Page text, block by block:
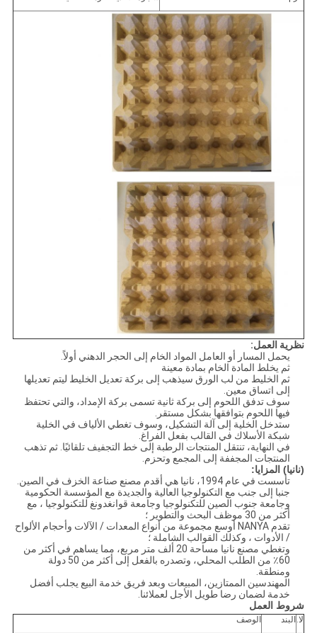
نظرية العمل:
يحمل المسار أو العامل المواد الخام إلى الحجر الدهني أولاً.
ثم يخلط المادة الخام بمادة معينة
ثم الخليط من لب الورق سيذهب إلى بركة تعديل الخليط ليتم تعديلها
إلى اتساق معين.
سوف تدفق اللحوم إلى بركة ثانية تسمى بركة الإمداد، والتي تحتفظ
فيها اللحوم بتوافقها بشكل مستقر.
ستدخل الخلية إلى آلة التشكيل، وسوف تغطي الألياف في الخلية
شبكة الأسلاك في القالب بفعل الفراغ.
في النهاية، تنتقل المنتجات الرطبة إلى خط التجفيف تلقائيًا. ثم تذهب
المنتجات المجففة إلى المجمع وتحزم.
(نانيا) المزايا:
تأسست في عام 1994، نانيا هي أقدم مصنع صناعة الخزف في الصين.
جنبا إلى جنب مع التكنولوجيا العالية والجديدة مع المؤسسة الحكومية
وجامعة جنوب الصين للتكنولوجيا وجامعة قوانغدونغ للتكنولوجيا ، مع
أكثر من 30 موظف البحث والتطوير ؛
تقدم NANYA أوسع مجموعة من أنواع المعدات / الآلات وأحجام الألواح
/ الأدوات ، وكذلك القوالب الشاملة ؛
وتغطي مصنع نانيا مساحة 20 ألف متر مربع، مما يساهم في أكثر من
60٪ من الطلب المحلي، وتصدره بالفعل إلى أكثر من 50 دولة
ومنطقة.
المهندسين الممتازين، المبيعات وبعد فريق خدمة البيع يجلب أفضل
خدمة لضمان رضا طويل الأجل لعملائنا.
شروط العمل
لا. البند
الوصف